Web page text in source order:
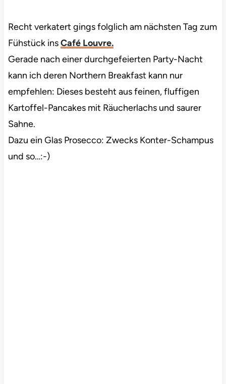
Recht verkatert gings folglich am nächsten Tag zum
Fühstück insCafé Louvre.
Gerade nach einer durchgefeierten Party-Nacht
kann ich deren Northern Breakfast kann nur
empfehlen: Dieses besteht aus feinen, fluffigen
Kartoffel-Pancakes mit Räucherlachs und saurer
Sahne.
Dazu ein Glas Prosecco: Zwecks Konter-Schampus
und so…:-)